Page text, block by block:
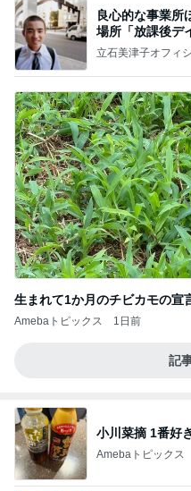
良心的な事業所
場所「放課後デ
実の
立石美津子オフィ
生まれて1か月のチビカモの宣
Amebaトピックス 1日前
記
小川菜摘 1番好
Amebaトピックス